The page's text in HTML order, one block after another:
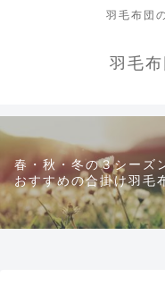
羽毛布団
羽毛
春・秋・冬の３シーズ
おすすめの合掛け羽毛
について